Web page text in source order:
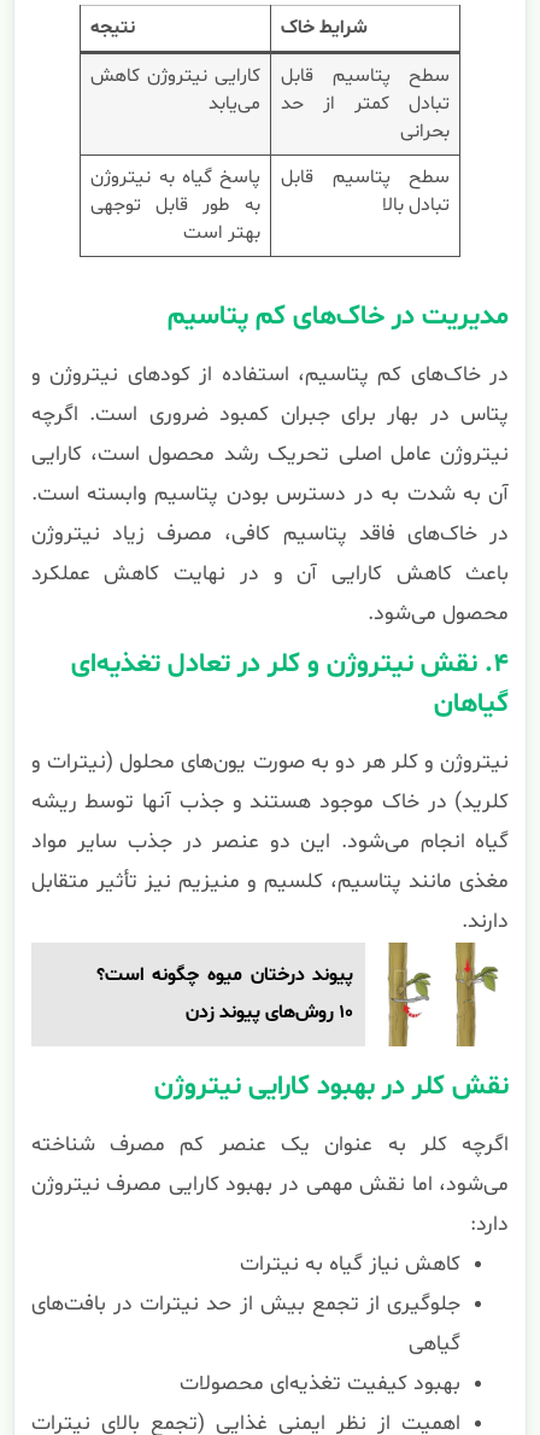
شرایط خاک
نتیجه
سطح پتاسیم قابل
تبادل کمتر از حد
بحرانی
کارایی نیتروژن کاهش
می‌یابد
سطح پتاسیم قابل
تبادل بالا
پاسخ گیاه به نیتروژن
به طور قابل توجهی
بهتر است
مدیریت در خاک‌های کم پتاسیم
در خاک‌های کم پتاسیم، استفاده از کودهای نیتروژن و
پتاس در بهار برای جبران کمبود ضروری است. اگرچه
نیتروژن عامل اصلی تحریک رشد محصول است، کارایی
آن به شدت به در دسترس بودن پتاسیم وابسته است.
در خاک‌های فاقد پتاسیم کافی، مصرف زیاد نیتروژن
باعث کاهش کارایی آن و در نهایت کاهش عملکرد
محصول می‌شود.
۴. نقش نیتروژن و کلر در تعادل تغذیه‌ای
گیاهان
نیتروژن و کلر هر دو به صورت یون‌های محلول (نیترات و
کلرید) در خاک موجود هستند و جذب آنها توسط ریشه
گیاه انجام می‌شود. این دو عنصر در جذب سایر مواد
مغذی مانند پتاسیم، کلسیم و منیزیم نیز تأثیر متقابل
دارند.
پیوند درختان میوه چگونه است؟
10 روش‌های پیوند زدن
نقش کلر در بهبود کارایی نیتروژن
اگرچه کلر به عنوان یک عنصر کم مصرف شناخته
می‌شود، اما نقش مهمی در بهبود کارایی مصرف نیتروژن
دارد:
کاهش نیاز گیاه به نیترات
جلوگیری از تجمع بیش از حد نیترات در بافت‌های
گیاهی
بهبود کیفیت تغذیه‌ای محصولات
اهمیت از نظر ایمنی غذایی (تجمع بالای نیترات